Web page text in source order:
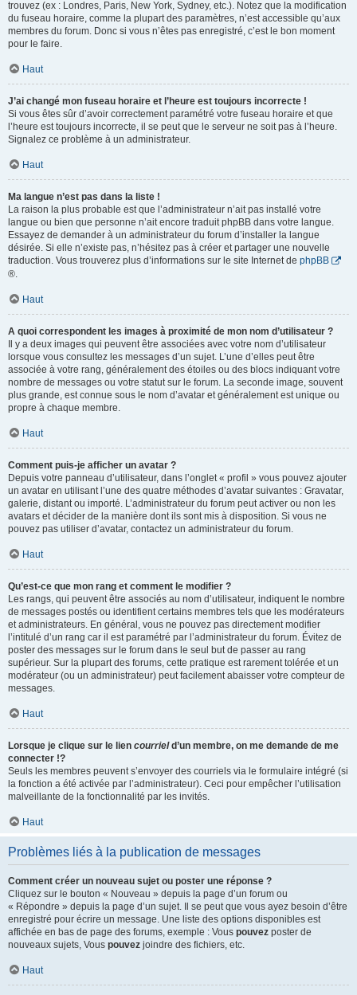
trouvez (ex : Londres, Paris, New York, Sydney, etc.). Notez que la modification
du fuseau horaire, comme la plupart des paramètres, n’est accessible qu’aux
membres du forum. Donc si vous n’êtes pas enregistré, c’est le bon moment
pour le faire.
Haut
J’ai changé mon fuseau horaire et l’heure est toujours incorrecte !
Si vous êtes sûr d’avoir correctement paramétré votre fuseau horaire et que
l’heure est toujours incorrecte, il se peut que le serveur ne soit pas à l’heure.
Signalez ce problème à un administrateur.
Haut
Ma langue n’est pas dans la liste !
La raison la plus probable est que l’administrateur n’ait pas installé votre
langue ou bien que personne n’ait encore traduit phpBB dans votre langue.
Essayez de demander à un administrateur du forum d’installer la langue
désirée. Si elle n’existe pas, n’hésitez pas à créer et partager une nouvelle
traduction. Vous trouverez plus d’informations sur le site Internet de phpBB
®.
Haut
A quoi correspondent les images à proximité de mon nom d’utilisateur ?
Il y a deux images qui peuvent être associées avec votre nom d’utilisateur
lorsque vous consultez les messages d’un sujet. L’une d’elles peut être
associée à votre rang, généralement des étoiles ou des blocs indiquant votre
nombre de messages ou votre statut sur le forum. La seconde image, souvent
plus grande, est connue sous le nom d’avatar et généralement est unique ou
propre à chaque membre.
Haut
Comment puis-je afficher un avatar ?
Depuis votre panneau d’utilisateur, dans l’onglet « profil » vous pouvez ajouter
un avatar en utilisant l’une des quatre méthodes d’avatar suivantes : Gravatar,
galerie, distant ou importé. L’administrateur du forum peut activer ou non les
avatars et décider de la manière dont ils sont mis à disposition. Si vous ne
pouvez pas utiliser d’avatar, contactez un administrateur du forum.
Haut
Qu’est-ce que mon rang et comment le modifier ?
Les rangs, qui peuvent être associés au nom d’utilisateur, indiquent le nombre
de messages postés ou identifient certains membres tels que les modérateurs
et administrateurs. En général, vous ne pouvez pas directement modifier
l’intitulé d’un rang car il est paramétré par l’administrateur du forum. Évitez de
poster des messages sur le forum dans le seul but de passer au rang
supérieur. Sur la plupart des forums, cette pratique est rarement tolérée et un
modérateur (ou un administrateur) peut facilement abaisser votre compteur de
messages.
Haut
Lorsque je clique sur le lien courrield’un membre, on me demande de me
connecter !?
Seuls les membres peuvent s’envoyer des courriels via le formulaire intégré (si
la fonction a été activée par l’administrateur). Ceci pour empêcher l’utilisation
malveillante de la fonctionnalité par les invités.
Haut
Problèmes liés à la publication de messages
Comment créer un nouveau sujet ou poster une réponse ?
Cliquez sur le bouton « Nouveau » depuis la page d’un forum ou
« Répondre » depuis la page d’un sujet. Il se peut que vous ayez besoin d’être
enregistré pour écrire un message. Une liste des options disponibles est
affichée en bas de page des forums, exemple : Vous pouvez poster de
nouveaux sujets, Vous pouvez joindre des fichiers, etc.
Haut